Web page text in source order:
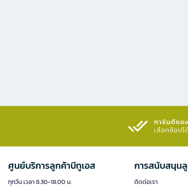
การันตีขอ
เลือกช้อปไ
ศูนย์บริการลูกค้าบีทูเอส
ทุกวัน เวลา 8.30-18.00 น.
การสนับสนุน
ติดต่อเรา